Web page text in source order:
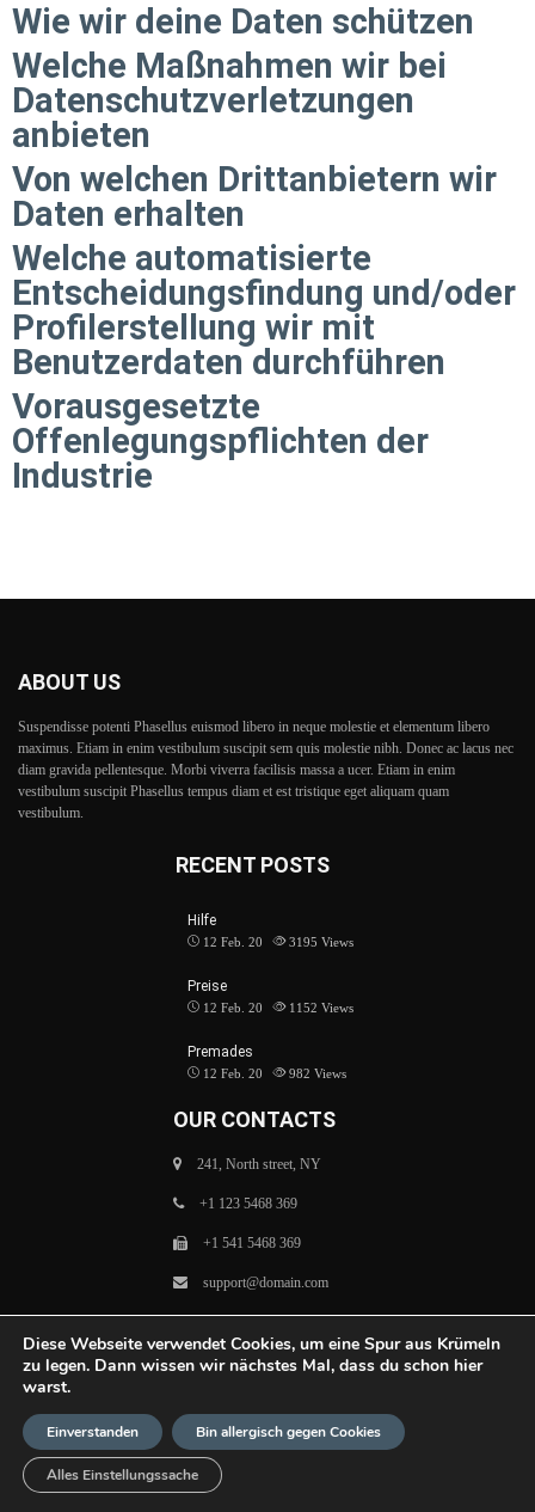
Wie wir deine Daten schützen
Welche Maßnahmen wir bei
Datenschutzverletzungen
anbieten
Von welchen Drittanbietern wir
Daten erhalten
Welche automatisierte
Entscheidungsfindung und/oder
Profilerstellung wir mit
Benutzerdaten durchführen
Vorausgesetzte
Offenlegungspflichten der
Industrie
ABOUT US
Suspendisse potenti Phasellus euismod libero in neque molestie et elementum libero
maximus. Etiam in enim vestibulum suscipit sem quis molestie nibh. Donec ac lacus nec
diam gravida pellentesque. Morbi viverra facilisis massa a ucer. Etiam in enim
vestibulum suscipit Phasellus tempus diam et est tristique eget aliquam quam
vestibulum.
RECENT POSTS
Hilfe
12 Feb. 20 3195 Views
Preise
12 Feb. 20 1152 Views
Premades
12 Feb. 20 982 Views
OUR CONTACTS
241, North street, NY
+1 123 5468 369
+1 541 5468 369
support@domain.com
Saturday–Sunday: Closed
© Covergarden
Diese Webseite verwendet Cookies, um eine Spur aus Krümeln
zu legen. Dann wissen wir nächstes Mal, dass du schon hier
warst.
Einverstanden Bin allergisch gegen Cookies
Alles Einstellungssache